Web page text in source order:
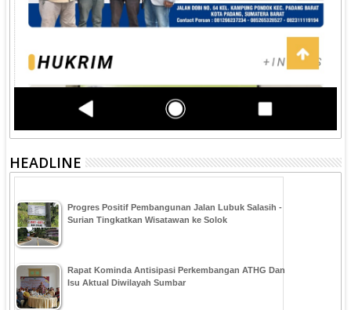
HEADLINE
Progres Positif Pembangunan Jalan Lubuk Salasih -
Surian Tingkatkan Wisatawan ke Solok
Rapat Kominda Antisipasi Perkembangan ATHG Dan
Isu Aktual Diwilayah Sumbar